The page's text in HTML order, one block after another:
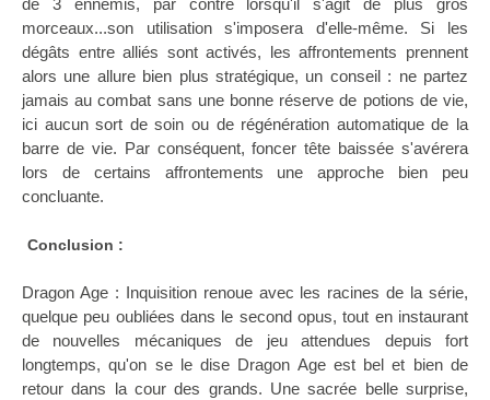
de 3 ennemis, par contre lorsqu'il s'agit de plus gros
morceaux...son utilisation s'imposera d'elle-même. Si les
dégâts entre alliés sont activés, les affrontements prennent
alors une allure bien plus stratégique, un conseil : ne partez
jamais au combat sans une bonne réserve de potions de vie,
ici aucun sort de soin ou de régénération automatique de la
barre de vie. Par conséquent, foncer tête baissée s'avérera
lors de certains affrontements une approche bien peu
concluante.
Conclusion :
Dragon Age : Inquisition renoue avec les racines de la série,
quelque peu oubliées dans le second opus, tout en instaurant
de nouvelles mécaniques de jeu attendues depuis fort
longtemps, qu'on se le dise Dragon Age est bel et bien de
retour dans la cour des grands. Une sacrée belle surprise,